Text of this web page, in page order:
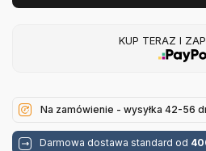
KUP TERAZ I
Na zamówienie - wysyłka 42-56
Darmowa dostawa standard od